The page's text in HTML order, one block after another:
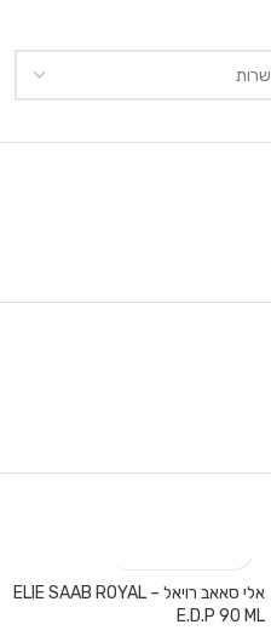
אלי סאאב רויאל – ELIE SAAB ROYAL
E.D.P 90 ML